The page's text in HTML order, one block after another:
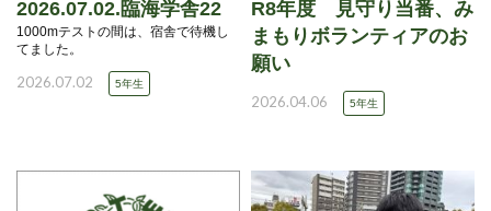
2026.07.02.臨海学舎22
1000mテストの間は、宿舎で待機し
てました。
2026.07.02 5年生
R8年度 見守り当番、み
まもりボランティアのお
願い
2026.04.06 5年生